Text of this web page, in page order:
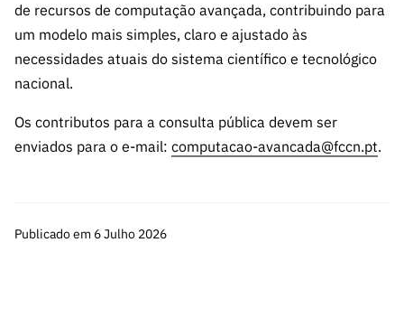
de recursos de computação avançada, contribuindo para
um modelo mais simples, claro e ajustado às
necessidades atuais do sistema científico e tecnológico
nacional.
Os contributos para a consulta pública devem ser
enviados para o e-mail: computacao-avancada@fccn.pt.
Publicado em 6 Julho 2026